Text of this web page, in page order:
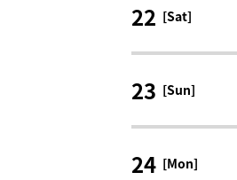
22 [Sat]
23 [Sun]
24 [Mon]